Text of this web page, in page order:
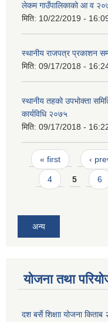
लेकम गाउँपालिकाको आ व
मिति: 10/22/2019 -
स्थानीय राजपत्र प्रकाशन
मिति: 09/17/2018 -
स्थानीय तहको उपभोक्ता
कार्यविधि २०७५
मिति: 09/17/2018 -
Pages
« first ‹
4 5 6
अन्य
योजना तथा
दश बर्से शिक्षाा योजना